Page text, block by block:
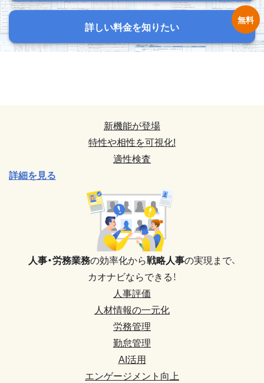
詳しい料金を知りたい
詳しい料金を知りたい
詳しい料金を知りたい
新機能が登場
特性や相性を可視化!
適性検査
詳細を見る
人事・労務業務の効率化から戦略人事の実現まで、
カオナビならできる！
人事評価
人材情報の一元化
労務管理
勤怠管理
AI活用
エンゲージメント向上